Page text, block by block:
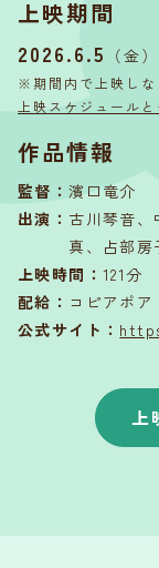
上映期間
2026.6.5 （金）
※期間内で上映しな
上映スケジュール
作品情報
監督 ：濱口竜介
出演 ： 古川琴音
真、占部
上映時間 ：121分
配給 ： コピアポア
公式サイト：
上